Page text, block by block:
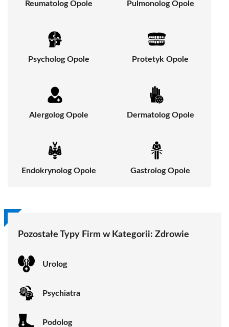
Reumatolog Opole Pulmonolog Opole
Psycholog Opole Protetyk Opole
Alergolog Opole Dermatolog Opole
Endokrynolog Opole Gastrolog Opole
Pozostałe Typy Firm w Kategorii: Zdrowie
Urolog
Psychiatra
Podolog